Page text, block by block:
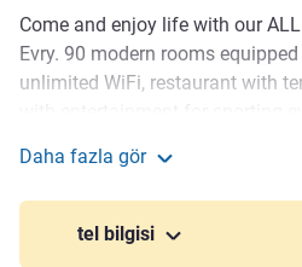
Açıklama
Come and enjoy life with our
Evry. 90 modern rooms
unlimited WiFi, restaurant with
business-leisure stay, as well as
the bright seminar room.
In the heart of the Bois Briard
Daha fazla gör
tel bilgisi